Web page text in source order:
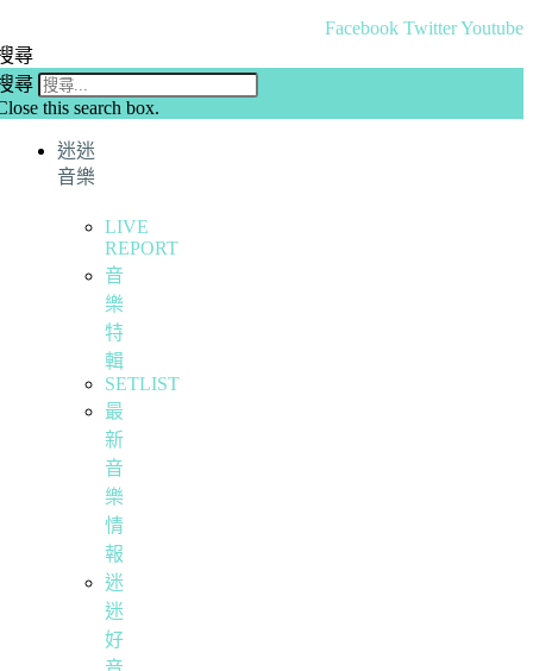
Facebook TwitterYoutube
尋
尋
this search box.
迷迷
音樂
LIVE
REPORT
音
樂
特
輯
SETLIST
最
新
音
樂
情
報
迷
迷
好